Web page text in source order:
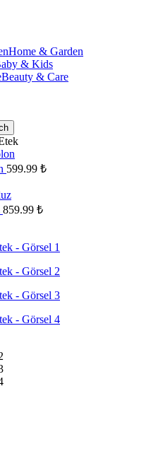
Home & Garden
& Kids
Beauty & Care
599.99 ₺
859.99 ₺